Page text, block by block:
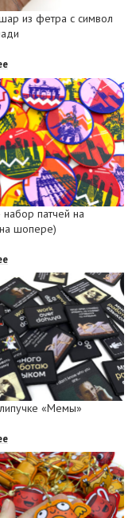
из фетра с символ
патчей на
шопере)
«Мемы»